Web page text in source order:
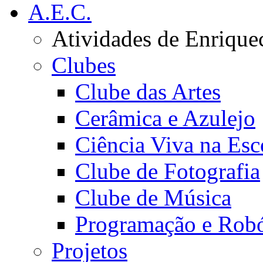
A.E.C.
Atividades de
Clubes
Clube das Artes
Cerâmica e Azulejo
Ciência Viva na
Clube de Fotografia
Clube de Música
Programação e
Projetos